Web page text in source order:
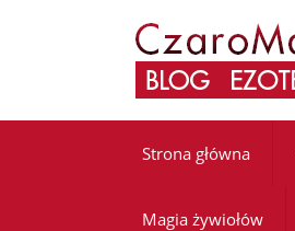
Strona główna
Magia żywiołów